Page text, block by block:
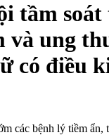
tầm
và ung
có điều
các bệnh lý tiềm ẩn,